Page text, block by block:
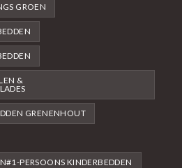
GROEN
&
GRENENHOUT
PERSOONS KINDERBEDDEN